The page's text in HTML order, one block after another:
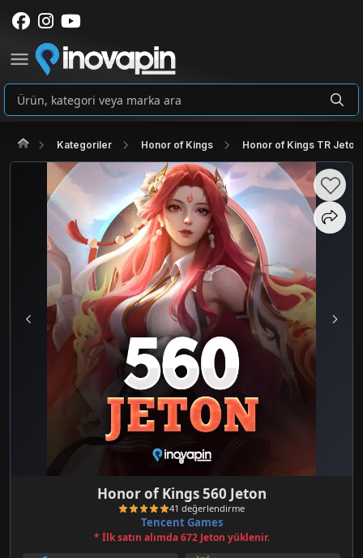
Kategoriler Honor of Kings Honor of Kings TR Jeton
Honor of Kings 560 Jeton
Tencent Games
* İlk satın alımda 672 Jeton yüklenir.